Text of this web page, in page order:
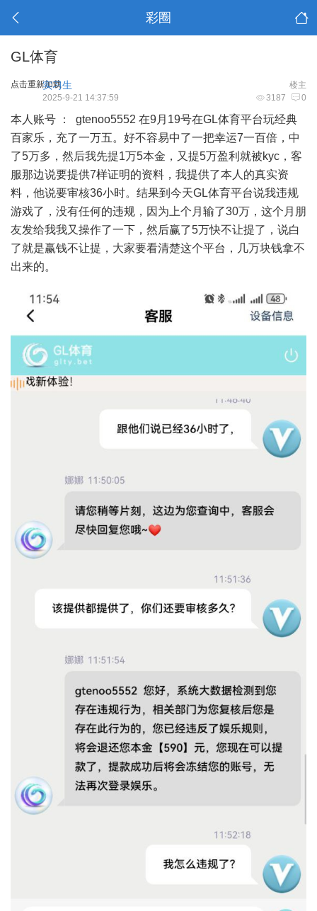
彩圈
GL体育
点击重新加载 楼主
实习生
3187 0
2025-9-21 14:37:59
本人账号 ： gtenoo5552 在9月19号在GL体育平台玩经典
百家乐，充了一万五。好不容易中了一把幸运7一百倍，中
了5万多，然后我先提1万5本金，又提5万盈利就被kyc，客
服那边说要提供7样证明的资料，我提供了本人的真实资
料，他说要审核36小时。结果到今天GL体育平台说我违规
游戏了，没有任何的违规，因为上个月输了30万，这个月朋
友发给我我又操作了一下，然后赢了5万快不让提了，说白
了就是赢钱不让提，大家要看清楚这个平台，几万块钱拿不
出来的。